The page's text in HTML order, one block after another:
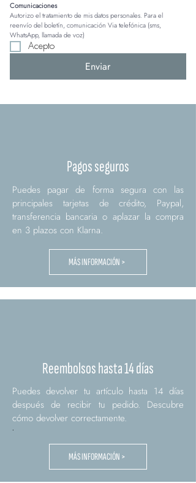
Comunicaciones
Autorizo el tratamiento de mis datos personales. Para el
reenvío del boletín, comunicación Via telefónica (sms,
WhatsApp, llamada de voz)
Acepto
Enviar
Pagos seguros
Puedes pagar de forma segura con las
principales tarjetas de crédito, Paypal,
transferencia bancaria o aplazar la compra
en 3 plazos con Klarna.
MÁS INFORMACIÓN >
Reembolsos hasta 14 días
Puedes devolver tu artículo hasta 14 días
después de recibir tu pedido. Descubre
cómo devolver correctamente.
MÁS INFORMACIÓN >